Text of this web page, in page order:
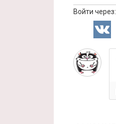
Войти через: